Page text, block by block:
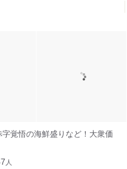
覚悟の海鮮盛りなど！大衆価
人